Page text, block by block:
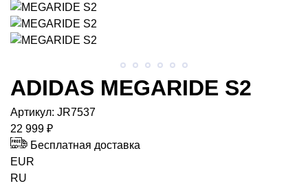
ADIDAS MEGARIDE S2
Артикул: JR7537
22 999 ₽
Бесплатная доставка
EUR
RU